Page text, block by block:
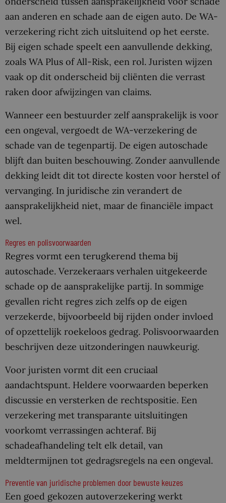
aan anderen en schade aan de eigen auto. De WA-
verzekering richt zich uitsluitend op het eerste.
Bij eigen schade speelt een aanvullende dekking,
zoals WA Plus of All-Risk, een rol. Juristen wijzen
vaak op dit onderscheid bij cliënten die verrast
raken door afwijzingen van claims.
Wanneer een bestuurder zelf aansprakelijk is voor
een ongeval, vergoedt de WA-verzekering de
schade van de tegenpartij. De eigen autoschade
blijft dan buiten beschouwing. Zonder aanvullende
dekking leidt dit tot directe kosten voor herstel of
vervanging. In juridische zin verandert de
aansprakelijkheid niet, maar de financiële impact
wel.
Regres en polisvoorwaarden
Regres vormt een terugkerend thema bij
autoschade. Verzekeraars verhalen uitgekeerde
schade op de aansprakelijke partij. In sommige
gevallen richt regres zich zelfs op de eigen
verzekerde, bijvoorbeeld bij rijden onder invloed
of opzettelijk roekeloos gedrag. Polisvoorwaarden
beschrijven deze uitzonderingen nauwkeurig.
Voor juristen vormt dit een cruciaal
aandachtspunt. Heldere voorwaarden beperken
discussie en versterken de rechtspositie. Een
verzekering met transparante uitsluitingen
voorkomt verrassingen achteraf. Bij
schadeafhandeling telt elk detail, van
meldtermijnen tot gedragsregels na een ongeval.
Preventie van juridische problemen door bewuste keuzes
Een goed gekozen autoverzekering werkt